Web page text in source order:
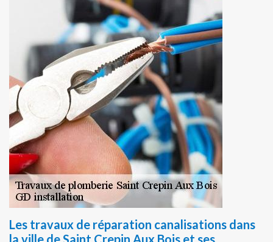
Les travaux de réparation canalisations dans
la ville de Saint Crepin Aux Bois et ses